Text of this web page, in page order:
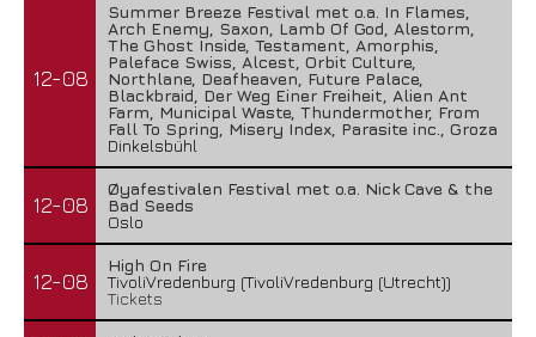
12-08
Summer Breeze Festival met o.a. In Flames,
Arch Enemy, Saxon, Lamb Of God, Alestorm,
The Ghost Inside, Testament, Amorphis,
Paleface Swiss, Alcest, Orbit Culture,
Northlane, Deafheaven, Future Palace,
Blackbraid, Der Weg Einer Freiheit, Alien Ant
Farm, Municipal Waste, Thundermother, From
Fall To Spring, Misery Index, Parasite inc., Groza
Dinkelsbühl
12-08
Øyafestivalen Festival met o.a. Nick Cave & the
Bad Seeds
Oslo
12-08
High On Fire
TivoliVredenburg (TivoliVredenburg (Utrecht))
Tickets